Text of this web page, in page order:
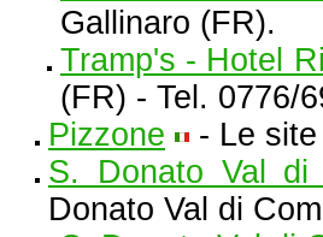
Gallinaro (FR).
Tramp's - Hotel
(FR) - Tel. 0776/
Pizzone
- Le
S. Donato Val di
Donato Val di